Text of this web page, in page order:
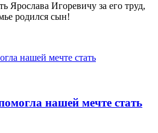
Ярослава Игоревичу за его труд,
родился сын!
нашей мечте стать